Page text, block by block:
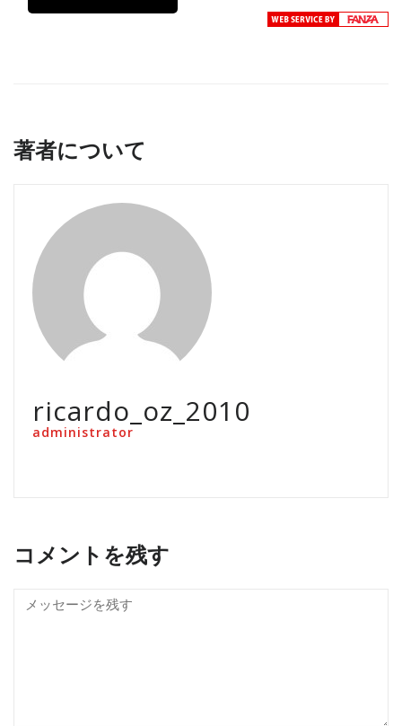
著者について
ricardo_oz_2010
administrator
コメントを残す